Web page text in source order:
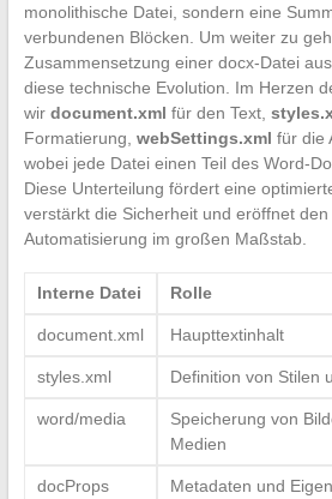
monolithische Datei, sondern eine
verbundenen Blöcken. Um weiter zu
Zusammensetzung einer docx-Datei
diese technische Evolution. Im Herzen
wir document.xml für den Text,
Formatierung, webSettings.xml für die
wobei jede Datei einen Teil des Word-
Diese Unterteilung fördert eine
verstärkt die Sicherheit und eröffnet
Automatisierung im großen Maßstab.
Interne Datei Rolle
document.xml Haupttextinhalt
styles.xml Definition von Stilen
word/media
Speicherung von
Medien
docProps
Metadaten und